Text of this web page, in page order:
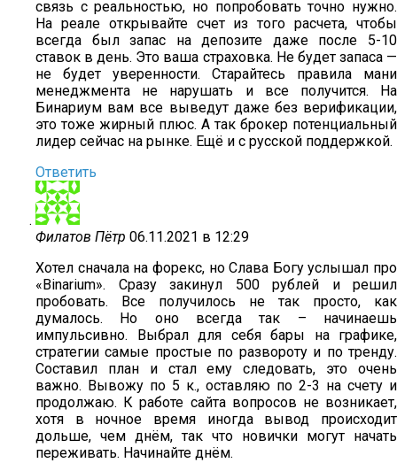
связь с реальностью, но попробовать точно нужно.
На реале открывайте счет из того расчета, чтобы
всегда был запас на депозите даже после 5-10
ставок в день. Это ваша страховка. Не будет запаса —
не будет уверенности. Старайтесь правила мани
менеджмента не нарушать и все получится. На
Бинариум вам все выведут даже без верификации,
это тоже жирный плюс. А так брокер потенциальный
лидер сейчас на рынке. Ещё и с русской поддержкой.
Ответить
Филатов Пётр 06.11.2021 в 12:29
Хотел сначала на форекс, но Слава Богу услышал про
«Binarium». Сразу закинул 500 рублей и решил
пробовать. Все получилось не так просто, как
думалось. Но оно всегда так – начинаешь
импульсивно. Выбрал для себя бары на графике,
стратегии самые простые по развороту и по тренду.
Составил план и стал ему следовать, это очень
важно. Вывожу по 5 к., оставляю по 2-3 на счету и
продолжаю. К работе сайта вопросов не возникает,
хотя в ночное время иногда вывод происходит
дольше, чем днём, так что новички могут начать
переживать. Начинайте днём.